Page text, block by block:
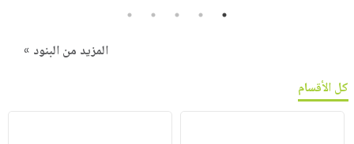
1
2
3
4
5
المزيد من البنود »
كل الأقسام